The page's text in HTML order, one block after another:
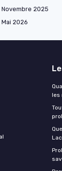
Novembre 2025
Mai 2026
les